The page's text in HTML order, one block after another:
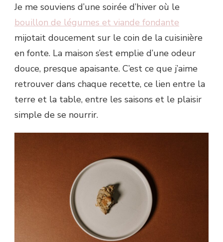
Je me souviens d’une soirée d’hiver où le
bouillon de légumes et viande fondante
mijotait doucement sur le coin de la cuisinière
en fonte. La maison s’est emplie d’une odeur
douce, presque apaisante. C’est ce que j’aime
retrouver dans chaque recette, ce lien entre la
terre et la table, entre les saisons et le plaisir
simple de se nourrir.